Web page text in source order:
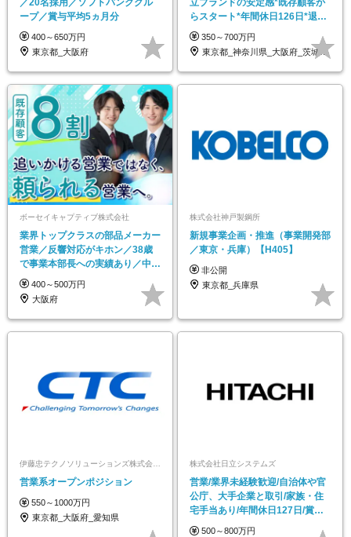
／20名採用／ソフトバンクグル
ープ／賞与平均5ヵ月分
400～650万円
東京都_大阪府
立ブランドの安定感*既存顧客か
らスタート*年間休日126日*退職
金あり
350～700万円
東京都_神奈川県_大阪府_茨城県_栃木県…
ボーセイキャプティブ株式会社
業界トップクラスの部品メーカー
営業／反響対応がキホン／38歳
で事業本部長への実績あり／中途
入社100％／厚待遇
400～500万円
大阪府
株式会社神戸製鋼所
新規事業企画・推進（事業開発部
／東京・兵庫）【H405】
非公開
東京都_兵庫県
伊藤忠テクノソリューションズ株式会社【ポジションマッチ登録】
営業系オープンポジション
550～1000万円
東京都_大阪府_愛知県
株式会社日立システムズ
営業/業界未経験歓迎/自治体や官
公庁、大手企業と取引/家族・住
宅手当あり/年間休日127日/賞与
年2回
500～800万円